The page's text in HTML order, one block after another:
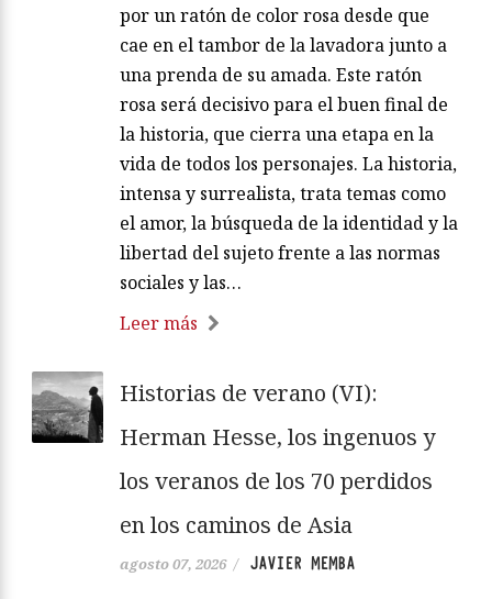
por un ratón de color rosa desde que
cae en el tambor de la lavadora junto a
una prenda de su amada. Este ratón
rosa será decisivo para el buen final de
la historia, que cierra una etapa en la
vida de todos los personajes. La historia,
intensa y surrealista, trata temas como
el amor, la búsqueda de la identidad y la
libertad del sujeto frente a las normas
sociales y las…
Leer más
Historias de verano (VI):
Herman Hesse, los ingenuos y
los veranos de los 70 perdidos
en los caminos de Asia
agosto 07, 2026 / JAVIER MEMBA